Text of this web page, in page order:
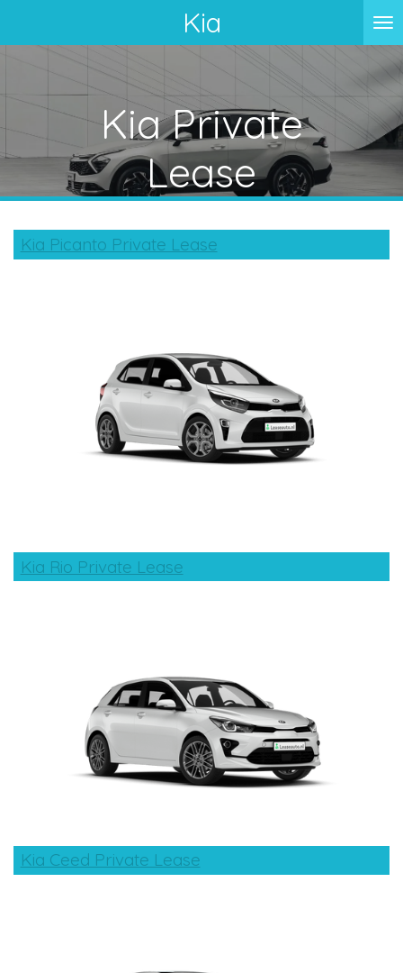
direct
hoofdinhoud
Kia
Kia Private
Lease
Kia Picanto Private Lease
Kia Rio Private Lease
Kia Ceed Private Lease